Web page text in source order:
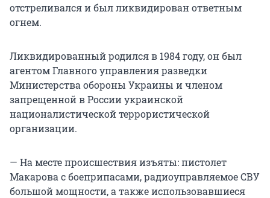
отстреливался и был ликвидирован ответным
огнем.
Ликвидированный родился в 1984 году, он был
агентом Главного управления разведки
Министерства обороны Украины и членом
запрещенной в России украинской
националистической террористической
организации.
— На месте происшествия изъяты: пистолет
Макарова с боеприпасами, радиоуправляемое СВУ
большой мощности, а также использовавшиеся